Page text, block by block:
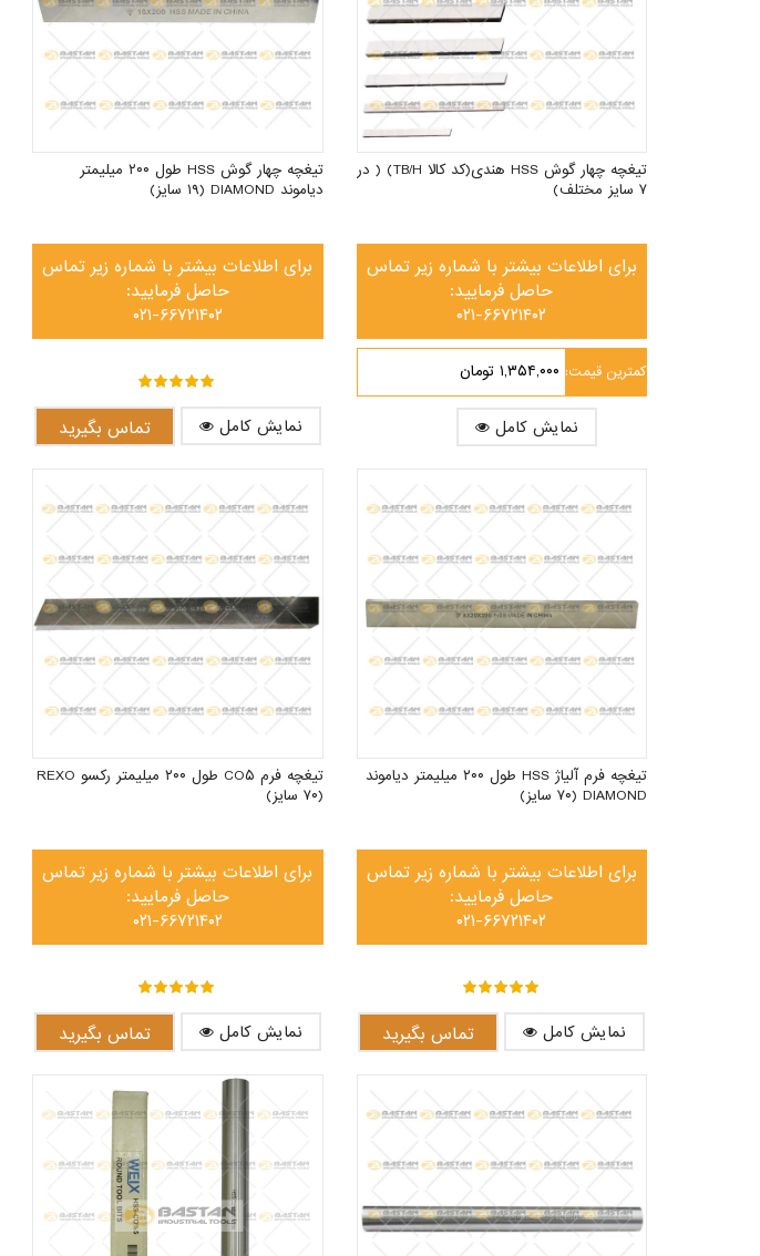
تیغچه چهار گوش HSS هندی(کد کالا TB/H) ( در
۷ سایز مختلف)
برای اطلاعات بیشتر با شماره زیر تماس
حاصل فرمایید:
۰۲۱-۶۶۷۲۱۴۰۲
۱,۳۵۴,۰۰۰ تومان کمترین قیمت:
نمایش کامل
تیغچه چهار گوش HSS طول ۲۰۰ میلیمتر
دیاموند DIAMOND (۱۹ سایز)
برای اطلاعات بیشتر با شماره زیر تماس
حاصل فرمایید:
۰۲۱-۶۶۷۲۱۴۰۲
نمایش کامل تماس بگیرید
تیغچه فرم آلیاژ HSS طول ۲۰۰ میلیمتر دیاموند
DIAMOND (۷۰ سایز)
برای اطلاعات بیشتر با شماره زیر تماس
حاصل فرمایید:
۰۲۱-۶۶۷۲۱۴۰۲
نمایش کامل تماس بگیرید
تیغچه فرم CO۵ طول ۲۰۰ میلیمتر رکسو REXO
(۷۰ سایز)
برای اطلاعات بیشتر با شماره زیر تماس
حاصل فرمایید:
۰۲۱-۶۶۷۲۱۴۰۲
نمایش کامل تماس بگیرید